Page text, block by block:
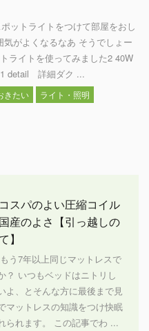
ットライトをつけて部屋をおし
気がよくなるなあ そうでしょー
ライトを使ってみました2 40W
detail 詳細ダク ...
きたい ライト・照明
スパのよい圧縮コイル
産のよさ【引っ越しの
】
う7年以上同じマットレスで
？ いつもベッドはニトリし
よ、とそんな方に最後まで見
マットレスの知識をつけ快眠
られます。 この記事でわ ...